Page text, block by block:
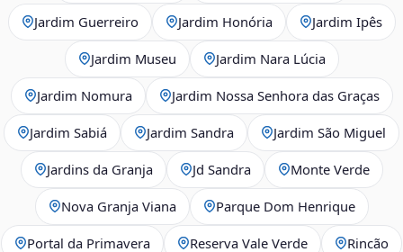
Jardim Guerreiro Jardim Honória Jardim Ipês
Jardim Museu Jardim Nara Lúcia
Jardim Nomura Jardim Nossa Senhora das Graças
Jardim Sabiá Jardim Sandra Jardim São Miguel
Jardins da Granja Jd Sandra Monte Verde
Nova Granja Viana Parque Dom Henrique
Portal da Primavera Reserva Vale Verde Rincão